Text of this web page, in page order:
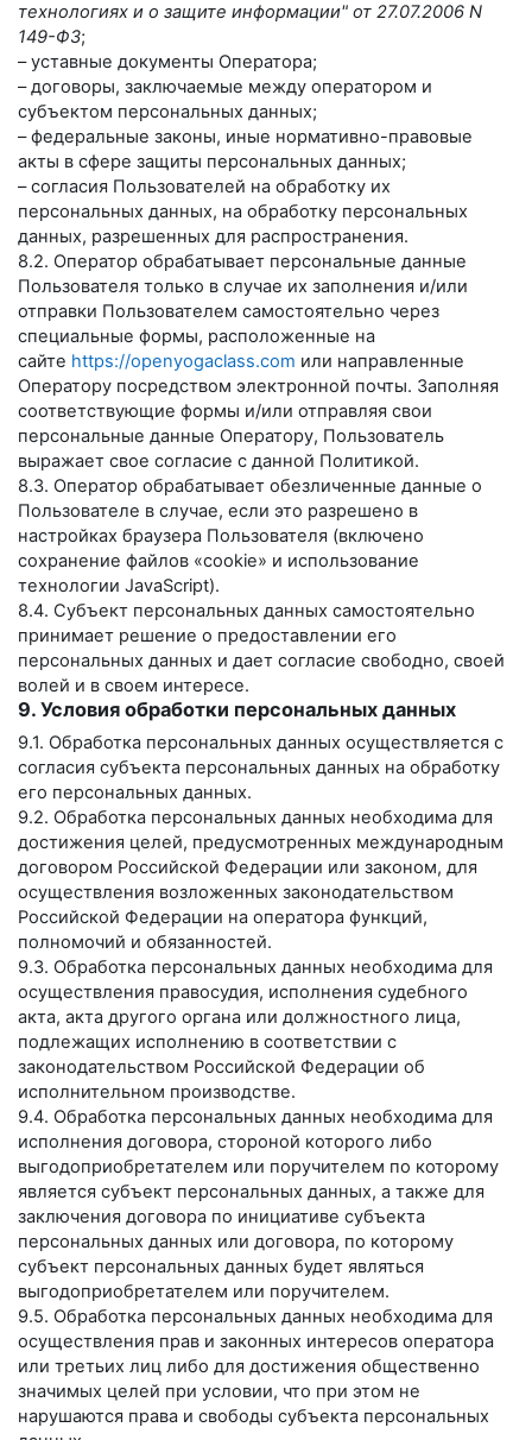
технологиях и о защите информации" от 27.07.2006 N
149-ФЗ;
– уставные документы Оператора;
– договоры, заключаемые между оператором и
субъектом персональных данных;
– федеральные законы, иные нормативно-правовые
акты в сфере защиты персональных данных;
– согласия Пользователей на обработку их
персональных данных, на обработку персональных
данных, разрешенных для распространения.
8.2. Оператор обрабатывает персональные данные
Пользователя только в случае их заполнения и/или
отправки Пользователем самостоятельно через
специальные формы, расположенные на
сайте https://openyogaclass.com или направленные
Оператору посредством электронной почты. Заполняя
соответствующие формы и/или отправляя свои
персональные данные Оператору, Пользователь
выражает свое согласие с данной Политикой.
8.3. Оператор обрабатывает обезличенные данные о
Пользователе в случае, если это разрешено в
настройках браузера Пользователя (включено
сохранение файлов «cookie» и использование
технологии JavaScript).
8.4. Субъект персональных данных самостоятельно
принимает решение о предоставлении его
персональных данных и дает согласие свободно, своей
волей и в своем интересе.
9. Условия обработки персональных данных
9.1. Обработка персональных данных осуществляется с
согласия субъекта персональных данных на обработку
его персональных данных.
9.2. Обработка персональных данных необходима для
достижения целей, предусмотренных международным
договором Российской Федерации или законом, для
осуществления возложенных законодательством
Российской Федерации на оператора функций,
полномочий и обязанностей.
9.3. Обработка персональных данных необходима для
осуществления правосудия, исполнения судебного
акта, акта другого органа или должностного лица,
подлежащих исполнению в соответствии с
законодательством Российской Федерации об
исполнительном производстве.
9.4. Обработка персональных данных необходима для
исполнения договора, стороной которого либо
выгодоприобретателем или поручителем по которому
является субъект персональных данных, а также для
заключения договора по инициативе субъекта
персональных данных или договора, по которому
субъект персональных данных будет являться
выгодоприобретателем или поручителем.
9.5. Обработка персональных данных необходима для
осуществления прав и законных интересов оператора
или третьих лиц либо для достижения общественно
значимых целей при условии, что при этом не
нарушаются права и свободы субъекта персональных